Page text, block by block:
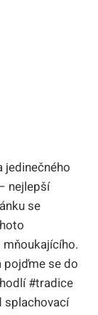
jedinečného
nejlepší
se
pojďme se do
#tradice